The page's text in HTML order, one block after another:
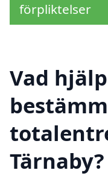
förpliktelser
Vad
Tärnaby?